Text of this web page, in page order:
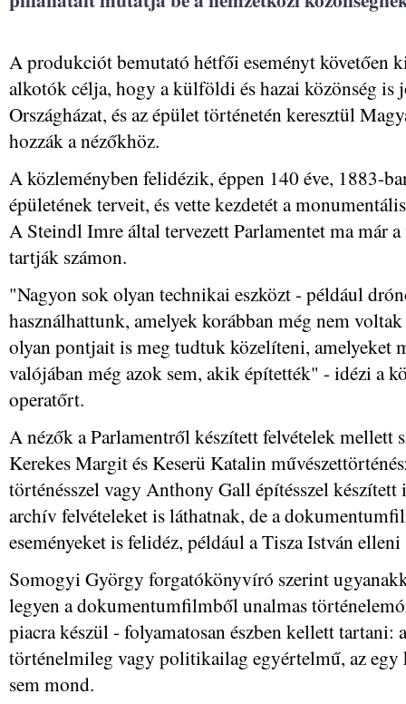
A produkciót bemutató hétfői eseményt követően
alkotók célja, hogy a külföldi és hazai közönség is
Országházat, és az épület történetén keresztül
hozzák a nézőkhöz.
A közleményben felidézik, éppen 140 éve, 1883-
épületének terveit, és vette kezdetét a
A Steindl Imre által tervezett Parlamentet ma már
tartják számon.
"Nagyon sok olyan technikai eszközt - például
használhattunk, amelyek korábban még nem
olyan pontjait is meg tudtuk közelíteni, amelyeket
valójában még azok sem, akik építették" - idézi a
operatőrt.
A nézők a Parlamentről készített felvételek mellett
Kerekes Margit és Keserü Katalin
történésszel vagy Anthony Gall építésszel
archív felvételeket is láthatnak, de a
eseményeket is felidéz, például a Tisza István
Somogyi György forgatókönyvíró szerint
legyen a dokumentumfilmből unalmas
piacra készül - folyamatosan észben kellett tartani:
történelmileg vagy politikailag egyértelmű, az
sem mond.